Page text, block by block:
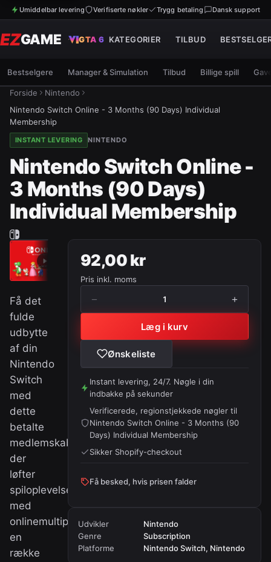
Umiddelbar levering Verifiserte nøkler Trygg betaling Dansk support
EZGAME GTA 6 KATEGORIER TILBUD
Bestselgere Manager & Simulation Tilbud Billige spill
Forside
Nintendo
Nintendo Switch Online - 3 Months (90 Days) Individual
Membership
INSTANT LEVERING NINTENDO
Nintendo Switch Online -
3 Months (90 Days)
Individual Membership
Få det
fulde
udbytte
af din
Nintendo
Switch
med
dette
betalte
medlemskab,
der
løfter
spiloplevelsen
med
onlinemultiplayerdog
en
række
92,00 kr
Pris inkl. moms
− 1 +
Læg i kurv
Ønskeliste
Instant levering, 24/7. Nøgle i din
indbakke på sekunder
Verificerede, regionstjekkede nøgler til
Nintendo Switch Online - 3 Months (90
Days) Individual Membership
Sikker Shopify-checkout
Få besked, hvis prisen falder
Udvikler
Nintendo
Genre
Subscription
Platforme
Nintendo Switch, Nintendo